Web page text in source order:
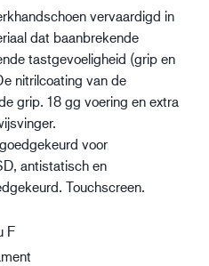
vervaardigd in
dat baanbrekende
tastgevoeligheid (grip en
nitrilcoating van de
grip. 18 gg voering en extra
voor
antistatisch en
Touchscreen.
F